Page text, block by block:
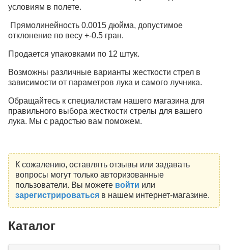
условиям в полете.
Прямолинейность 0.0015 дюйма, допустимое
отклонение по весу +-0.5 гран.
Продается упаковками по 12 штук.
Возможны различные варианты жесткости стрел в
зависимости от параметров лука и самого лучника.
Обращайтесь к специалистам нашего магазина для
правильного выбора жесткости стрелы для вашего
лука. Мы с радостью вам поможем.
К сожалению, оставлять отзывы или задавать
вопросы могут только авторизованные
пользователи. Вы можете войти или
зарегистрироватьсяв нашем интернет-магазине.
Каталог